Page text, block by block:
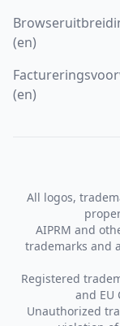
(en)
(en)
All logos,
AIPRM and
trademarks and
Registered
and EU
Unauthorized